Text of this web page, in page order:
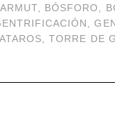
ARMUT, BÓSFORO ,
,
,TORRE DE